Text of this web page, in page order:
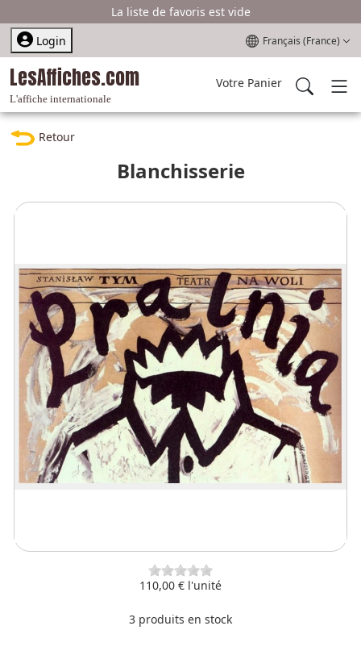
La liste de favoris est vide
Login
Sélectionnez votre
Français (France)
LesAffiches.com
L'affiche internationale
Votre Panier
Retour
Blanchisserie
110,00 € l'unité
3 produits en stock